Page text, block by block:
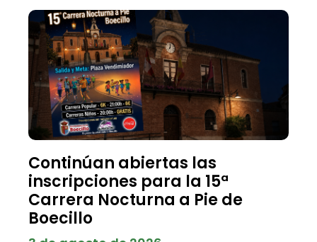
Continúan abiertas las
inscripciones para la 15ª
Carrera Nocturna a Pie de
Boecillo